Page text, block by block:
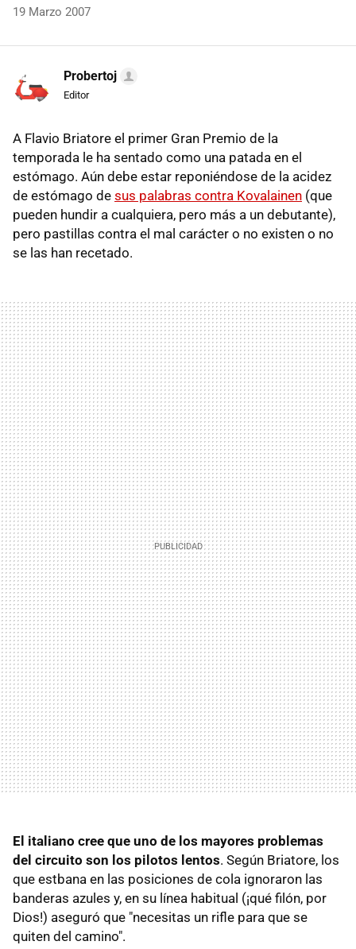
19 Marzo 2007
Probertoj
Editor
A Flavio Briatore el primer Gran Premio de la
temporada le ha sentado como una patada en el
estómago. Aún debe estar reponiéndose de la acidez
de estómago de sus palabras contra Kovalainen (que
pueden hundir a cualquiera, pero más a un debutante),
pero pastillas contra el mal carácter o no existen o no
se las han recetado.
El italiano cree que uno de los mayores problemas
del circuito son los pilotos lentos. Según Briatore, los
que estbana en las posiciones de cola ignoraron las
banderas azules y, en su línea habitual (¡qué filón, por
Dios!) aseguró que "necesitas un rifle para que se
quiten del camino".